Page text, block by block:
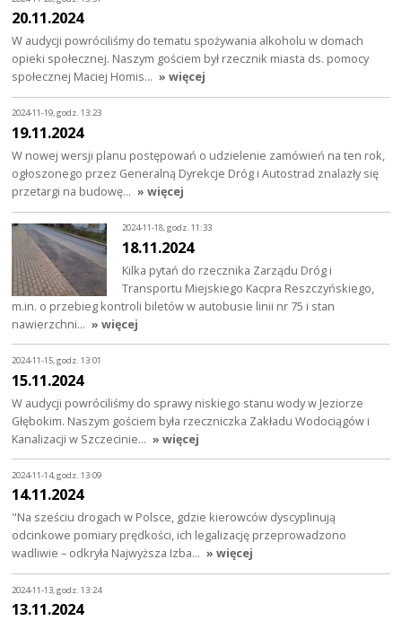
20.11.2024
W audycji powróciliśmy do tematu spożywania alkoholu w domach
opieki społecznej. Naszym gościem był rzecznik miasta ds. pomocy
społecznej Maciej Homis… » więcej
2024-11-19, godz. 13:23
19.11.2024
W nowej wersji planu postępowań o udzielenie zamówień na ten rok,
ogłoszonego przez Generalną Dyrekcje Dróg i Autostrad znalazły się
przetargi na budowę… » więcej
2024-11-18, godz. 11:33
18.11.2024
Kilka pytań do rzecznika Zarządu Dróg i
Transportu Miejskiego Kacpra Reszczyńskiego,
m.in. o przebieg kontroli biletów w autobusie linii nr 75 i stan
nawierzchni… » więcej
2024-11-15, godz. 13:01
15.11.2024
W audycji powróciliśmy do sprawy niskiego stanu wody w Jeziorze
Głębokim. Naszym gościem była rzeczniczka Zakładu Wodociągów i
Kanalizacji w Szczecinie… » więcej
2024-11-14, godz. 13:09
14.11.2024
"Na sześciu drogach w Polsce, gdzie kierowców dyscyplinują
odcinkowe pomiary prędkości, ich legalizację przeprowadzono
wadliwie – odkryła Najwyższa Izba… » więcej
2024-11-13, godz. 13:24
13.11.2024